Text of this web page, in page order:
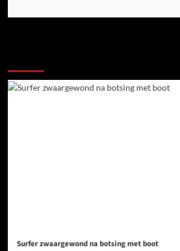
Surfer zwaargewond na botsing met boot